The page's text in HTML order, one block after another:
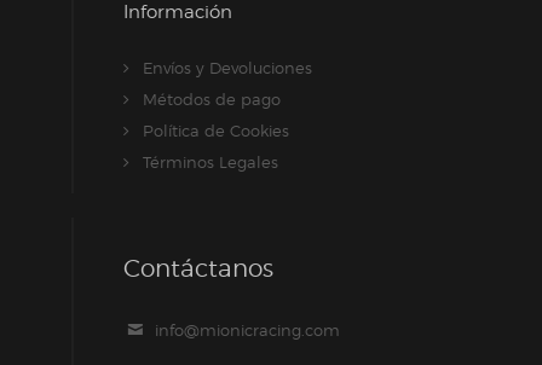
Información
Envíos y Devoluciones
Métodos de pago
Política de Cookies
Términos Legales
Contáctanos
info@mionicracing.com